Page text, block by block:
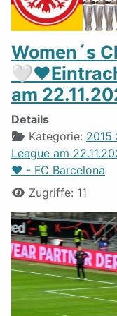
Women´s
am
Details
Kategorie: 2015
League am
❤️ - FC Barcelona
Zugriffe: 11